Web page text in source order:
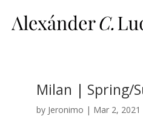
Milan | Spring/
by Jeronimo | Mar 2, 2021